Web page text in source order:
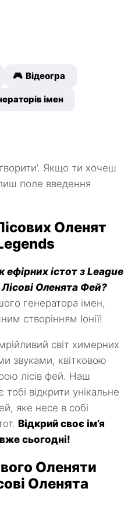
🎮 Відеогра
імен
Якщо ти хочеш
поле введення
Оленят
істот з League
Оленята Фей?
генератора імен,
створінням Іонії!
світ химерних
звуками, квітковою
лісів фей. Наш
відкрити унікальне
яке несе в собі
Відкрий своє ім’я
сьогодні!
Оленяти
Оленята